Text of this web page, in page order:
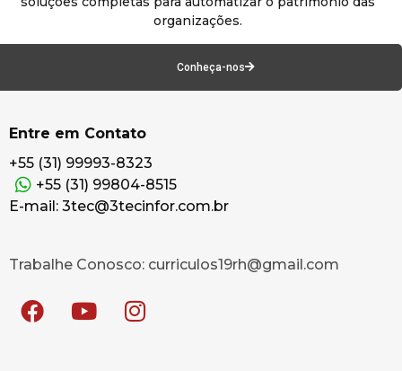
organizações.
Conheça-nos
Entre em Contato
+55 (31) 99993-8323
+55 (31) 99804-8515
E-mail: 3tec@3tecinfor.com.br
Trabalhe Conosco: curriculos19rh@gmail.com